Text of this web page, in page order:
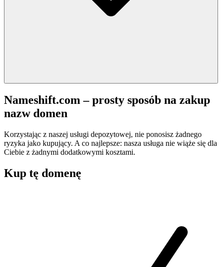
Nameshift.com – prosty sposób na zakup
nazw domen
Korzystając z naszej usługi depozytowej, nie ponosisz żadnego
ryzyka jako kupujący. A co najlepsze: nasza usługa nie wiąże się dla
Ciebie z żadnymi dodatkowymi kosztami.
Kup tę domenę